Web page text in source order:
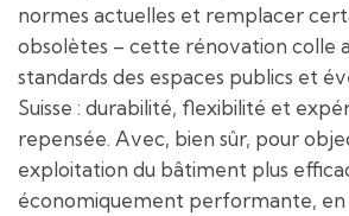
normes actuelles et remplacer
obsolètes – cette rénovation colle
standards des espaces publics et
Suisse : durabilité, flexibilité et
repensée. Avec, bien sûr, pour
exploitation du bâtiment plus
économiquement performante, en